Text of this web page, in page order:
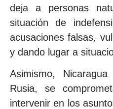
deja a personas
situación de
acusaciones falsas,
y dando lugar a
Asimismo,
Rusia, se
intervenir en los